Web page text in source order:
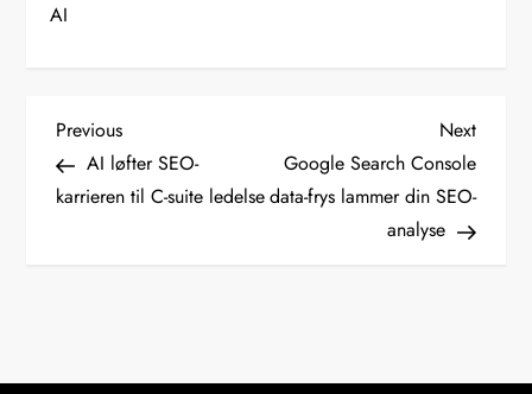
AI
I
n
Previous
Post
Previous
AI løfter SEO-
karrieren til C-suite ledelse
Next
Post
Next
Google Search Console
data-frys lammer din SEO-
analyse